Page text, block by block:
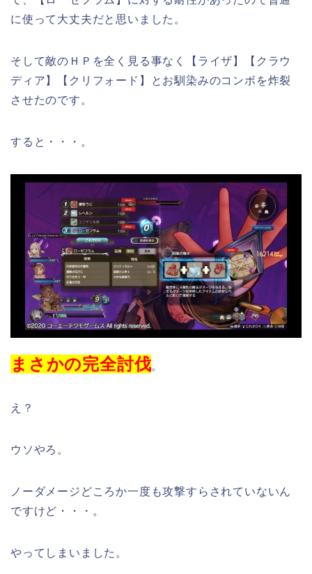
に使って大丈夫だと思いました。
そして敵のＨＰを全く見る事なく【ライザ】【クラウ
ディア】【クリフォード】とお馴染みのコンボを炸裂
させたのです。
すると・・・。
まさかの完全討伐。
え？
ウソやろ。
ノーダメージどころか一度も攻撃すらされていないん
ですけど・・・。
やってしまいました。